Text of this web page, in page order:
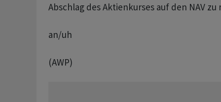
Abschlag des Aktienkurses auf den NAV
an/uh
(AWP)